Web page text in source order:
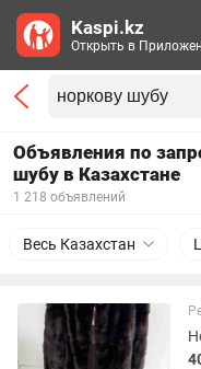
Объявления по
шубу в Казахстане
1 218 объявлений
Весь Казахстан
Kaspi.kz
Открыть в